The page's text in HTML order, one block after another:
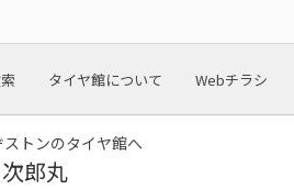
タイヤ館について Webチラシ
トンのタイヤ館へ
郎丸